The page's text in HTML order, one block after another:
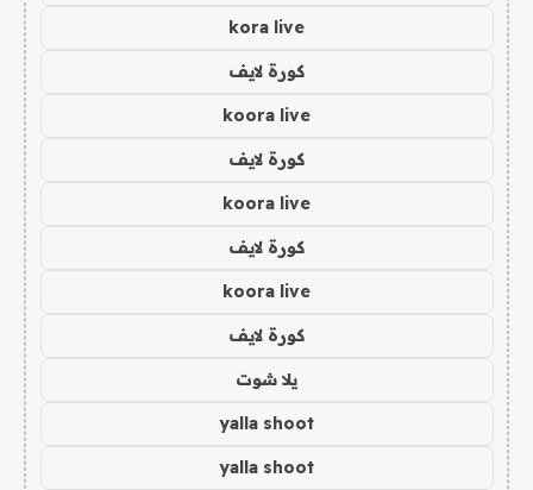
kora live
كورة لايف
koora live
كورة لايف
koora live
كورة لايف
koora live
كورة لايف
يلا شوت
yalla shoot
yalla shoot